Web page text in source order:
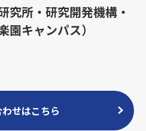
究所・研究開発機構・
園キャンパス）
せはこちら